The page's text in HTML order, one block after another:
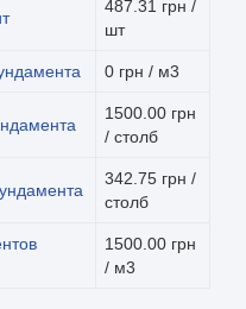
487.31 грн /
шт
0 грн / м3
1500.00 грн
/ столб
342.75 грн /
столб
1500.00 грн
/ м3